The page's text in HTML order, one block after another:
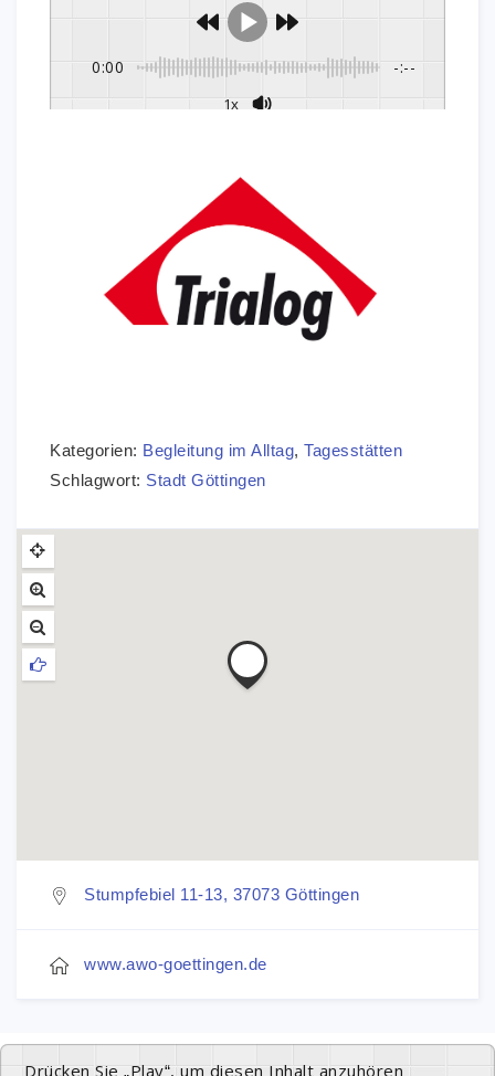
0:00 -:--
1x
Kategorien: Begleitung im Alltag, Tagesstätten
Schlagwort: Stadt Göttingen
Stumpfebiel 11-13, 37073 Göttingen
www.awo-goettingen.de
Drücken Sie „Play“, um diesen Inhalt anzuhören